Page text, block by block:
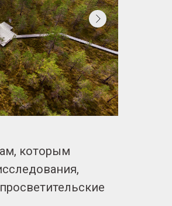
которым